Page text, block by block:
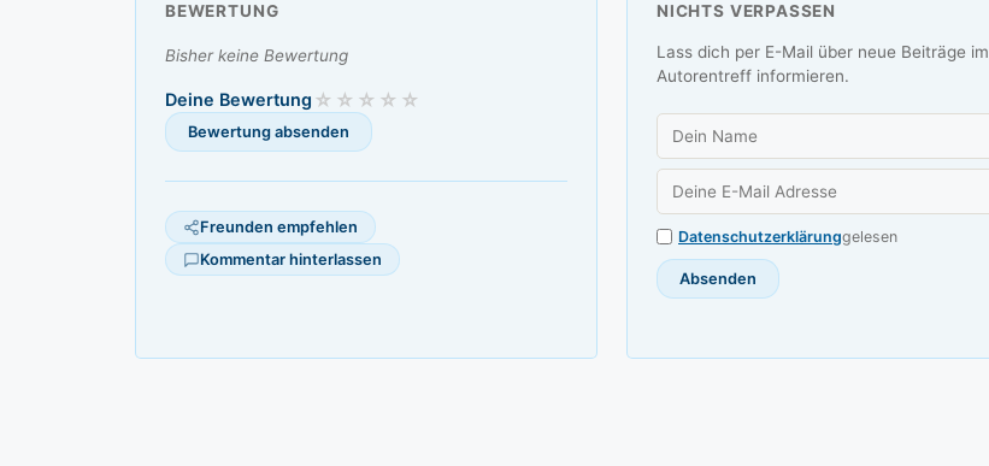
BEWERTUNG
Bisher keine Bewertung
Deine Bewertung
Freunden empfehlen
Kommentar hinterlassen
NICHTS VERPASSEN
Lass dich per E-Mail über neue Beiträge im
Autorentreff informieren.
Datenschutzerklärunggelesen